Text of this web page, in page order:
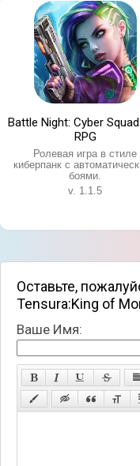
Battle Night: Cyber
RPG
Ролевая игра в стиле
киберпанк с
боями.
v. 1.1.5
Оставьте,
Tensura:King of
Ваше Имя: